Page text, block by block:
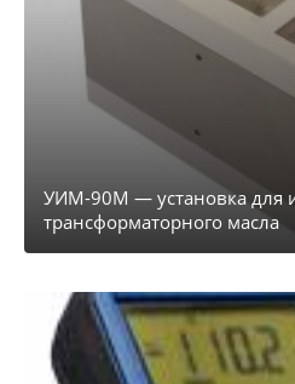
УИМ-90М — установка для
трансформаторного масла